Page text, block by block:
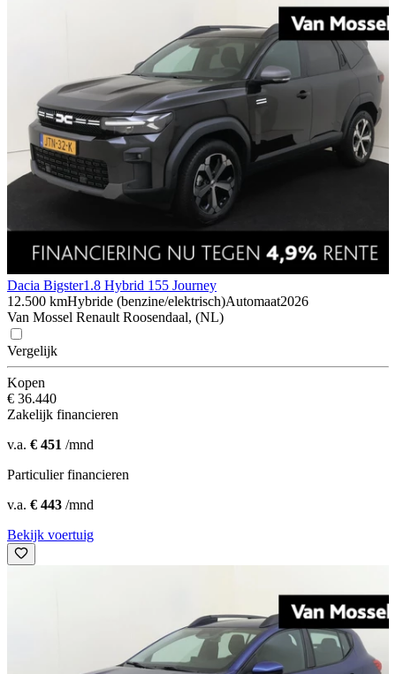
Dacia Bigster1.8 Hybrid 155 Journey
12.500 kmHybride (benzine/elektrisch)Automaat2026
Van Mossel Renault Roosendaal, (NL)
Vergelijk
Kopen
€ 36.440
Zakelijk financieren
v.a. € 451 /mnd
Particulier financieren
v.a. € 443 /mnd
Bekijk voertuig